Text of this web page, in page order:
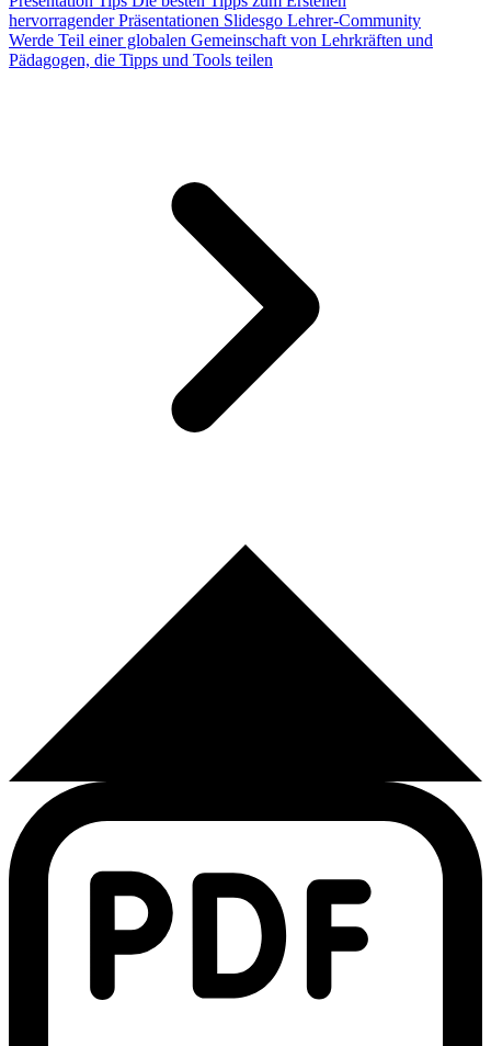
hervorragender Präsentationen Slidesgo Lehrer-Community
Werde Teil einer globalen Gemeinschaft von Lehrkräften und
Pädagogen, die Tipps und Tools teilen